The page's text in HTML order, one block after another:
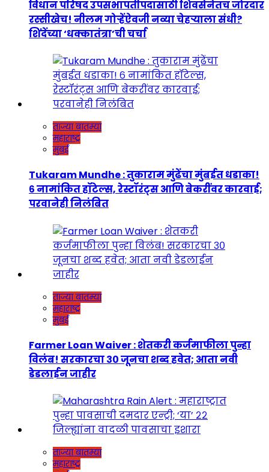
विधान परिषद उपसभापतीपदासाठी शिवसेनेतच जोरदार
रस्सीखेच! नीलम गोऱ्हेंऐवजी नव्या चेहऱ्याला संधी?
शिंदेंच्या ‘धक्कातंत्रा’ची चर्चा
ताज्या बातम्या
महाराष्ट्र
मुंबई
Tukaram Mundhe : तुकाराम मुंढेंचा मुंबईत धडाका!
६ नामांकित हॉटेल्स, रेस्टॉरंट्स आणि बेकरींवर कारवाई;
परवानेही निलंबित
ताज्या बातम्या
महाराष्ट्र
मुंबई
Farmer Loan Waiver : शेतकरी कर्जमाफीला पुन्हा
विलंब! सरकारचा ३० जूनचा शब्द हवेत; आता नवी
डेडलाईन जाहीर
ताज्या बातम्या
महाराष्ट्र